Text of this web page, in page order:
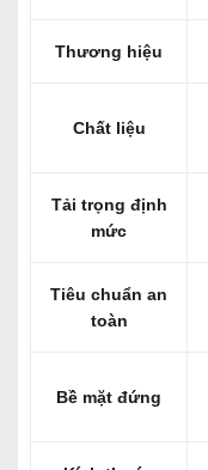
Thương hiệu
Chất liệu
Tải trọng định
mức
Tiêu chuẩn an
toàn
Bề mặt đứng